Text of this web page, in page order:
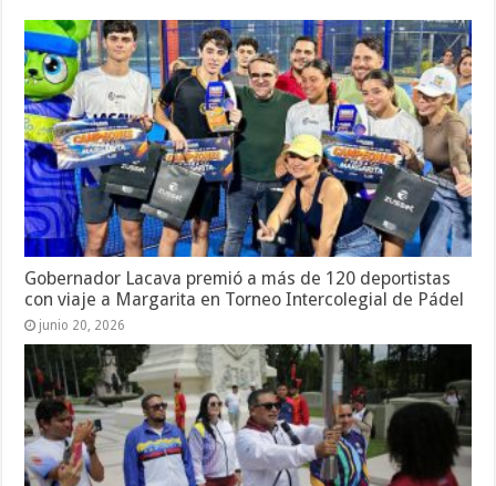
Gobernador Lacava premió a más de 120 deportistas
con viaje a Margarita en Torneo Intercolegial de Pádel
junio 20, 2026